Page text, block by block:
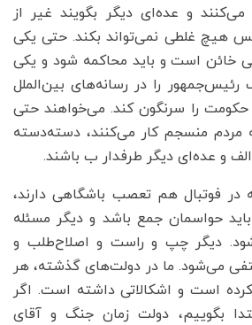
و عده‌ای دیگر بگویند غیر از
هیچ غلطی نمی‌تواند بکند. حتی یکی
خائن است و باید محاکمه شود و یکی
را در رسانه‌های بین‌الملل
حکومت را سرنگون کند. می‌خواهند حتی
مردم منسجم کار می‌کنند، دسته‌دسته
و عده‌ای دیگر طرفدار ب باشند.
در فوتبال هم تعصب باشگاهی دارند،
حواسمان جمع باشد و دیگر مسئله
دیگر چپ و راست و اصلاح‌طلب و
می‌شود. ما در دولت‌های گذشته، هر
است و اشکالاتی داشته است. اگر
بگوییم، دولت زمان جنگ و آقای